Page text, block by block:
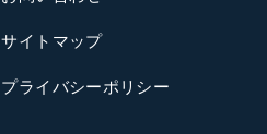
サイトマップ
プライバシーポリシー